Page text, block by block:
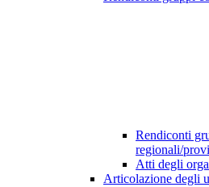
Rendiconti
regionali/
Atti degli
Articolazione degli